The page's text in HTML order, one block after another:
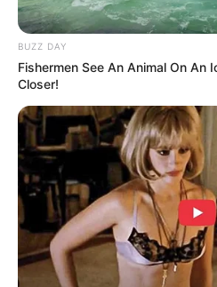
BUZZ DAY
Fishermen See An Animal On An
Closer!